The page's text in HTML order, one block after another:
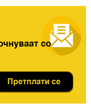
со
Претплати се